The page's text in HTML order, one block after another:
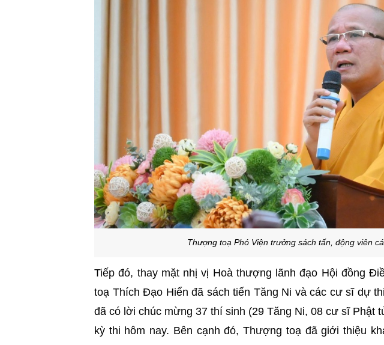
Thượng toạ Phó Viện trưởng sách tấn, động viên
Tiếp đó, thay mặt nhị vị Hoà thượng lãnh đạo Hội đồng
toạ Thích Đạo Hiển đã sách tiến Tăng Ni và các cư sĩ dự
đã có lời chúc mừng 37 thí sinh (29 Tăng Ni, 08 cư sĩ Phật
kỳ thi hôm nay. Bên cạnh đó, Thượng toạ đã giới thiệu